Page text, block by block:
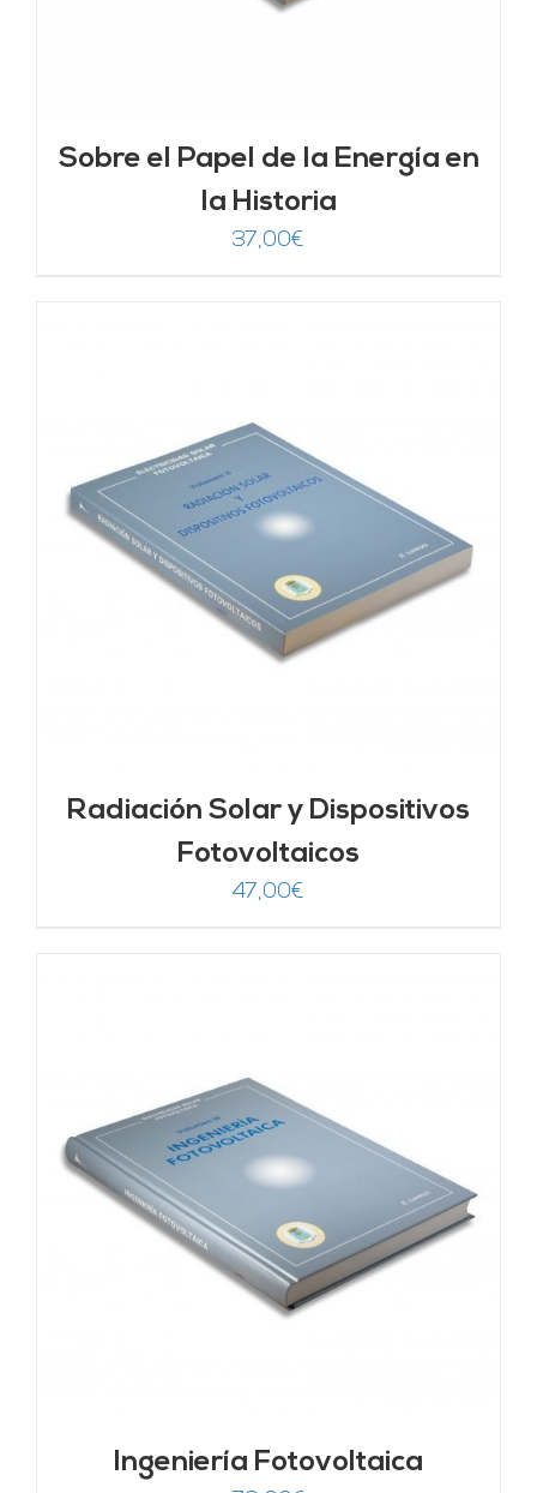
Sobre el Papel de la Energía en
la Historia
37,00€
Radiación Solar y Dispositivos
Fotovoltaicos
47,00€
Ingeniería Fotovoltaica